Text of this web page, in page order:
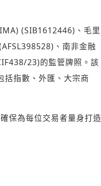
(SIB1612446)、毛里
、南非金融
23)的監管牌照。該
括指數、外匯、大宗商
保為每位交易者量身打造